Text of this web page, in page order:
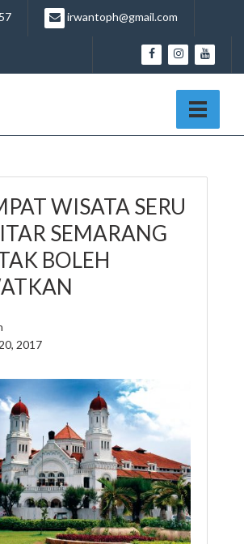
irwantoph@gmail.com
WISATA SERU
SEMARANG
BOLEH
2017